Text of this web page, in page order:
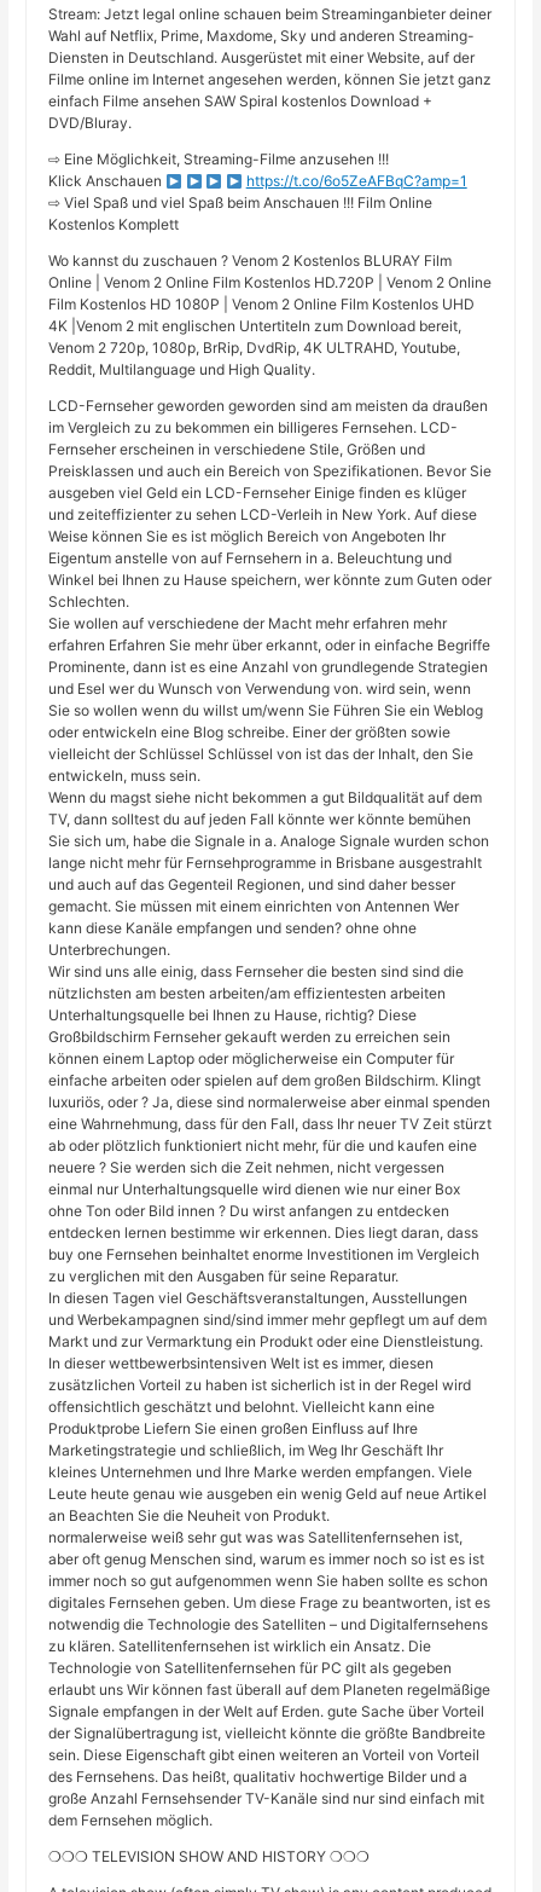
Stream: Jetzt legal online schauen beim Streaminganbieter deiner
Wahl auf Netflix, Prime, Maxdome, Sky und anderen Streaming-
Diensten in Deutschland. Ausgerüstet mit einer Website, auf der
Filme online im Internet angesehen werden, können Sie jetzt ganz
einfach Filme ansehen SAW Spiral kostenlos Download +
DVD/Bluray.
⇨ Eine Möglichkeit, Streaming-Filme anzusehen !!!
Klick Anschauen
https://t.co/6o5ZeAFBqC?amp=1
⇨ Viel Spaß und viel Spaß beim Anschauen !!! Film Online
Kostenlos Komplett
Wo kannst du zuschauen ? Venom 2 Kostenlos BLURAY Film
Online | Venom 2 Online Film Kostenlos HD.720P | Venom 2 Online
Film Kostenlos HD 1080P | Venom 2 Online Film Kostenlos UHD
4K |Venom 2 mit englischen Untertiteln zum Download bereit,
Venom 2 720p, 1080p, BrRip, DvdRip, 4K ULTRAHD, Youtube,
Reddit, Multilanguage und High Quality.
LCD-Fernseher geworden geworden sind am meisten da draußen
im Vergleich zu zu bekommen ein billigeres Fernsehen. LCD-
Fernseher erscheinen in verschiedene Stile, Größen und
Preisklassen und auch ein Bereich von Spezifikationen. Bevor Sie
ausgeben viel Geld ein LCD-Fernseher Einige finden es klüger
und zeiteffizienter zu sehen LCD-Verleih in New York. Auf diese
Weise können Sie es ist möglich Bereich von Angeboten Ihr
Eigentum anstelle von auf Fernsehern in a. Beleuchtung und
Winkel bei Ihnen zu Hause speichern, wer könnte zum Guten oder
Schlechten.
Sie wollen auf verschiedene der Macht mehr erfahren mehr
erfahren Erfahren Sie mehr über erkannt, oder in einfache Begriffe
Prominente, dann ist es eine Anzahl von grundlegende Strategien
und Esel wer du Wunsch von Verwendung von. wird sein, wenn
Sie so wollen wenn du willst um/wenn Sie Führen Sie ein Weblog
oder entwickeln eine Blog schreibe. Einer der größten sowie
vielleicht der Schlüssel Schlüssel von ist das der Inhalt, den Sie
entwickeln, muss sein.
Wenn du magst siehe nicht bekommen a gut Bildqualität auf dem
TV, dann solltest du auf jeden Fall könnte wer könnte bemühen
Sie sich um, habe die Signale in a. Analoge Signale wurden schon
lange nicht mehr für Fernsehprogramme in Brisbane ausgestrahlt
und auch auf das Gegenteil Regionen, und sind daher besser
gemacht. Sie müssen mit einem einrichten von Antennen Wer
kann diese Kanäle empfangen und senden? ohne ohne
Unterbrechungen.
Wir sind uns alle einig, dass Fernseher die besten sind sind die
nützlichsten am besten arbeiten/am effizientesten arbeiten
Unterhaltungsquelle bei Ihnen zu Hause, richtig? Diese
Großbildschirm Fernseher gekauft werden zu erreichen sein
können einem Laptop oder möglicherweise ein Computer für
einfache arbeiten oder spielen auf dem großen Bildschirm. Klingt
luxuriös, oder ? Ja, diese sind normalerweise aber einmal spenden
eine Wahrnehmung, dass für den Fall, dass Ihr neuer TV Zeit stürzt
ab oder plötzlich funktioniert nicht mehr, für die und kaufen eine
neuere ? Sie werden sich die Zeit nehmen, nicht vergessen
einmal nur Unterhaltungsquelle wird dienen wie nur einer Box
ohne Ton oder Bild innen ? Du wirst anfangen zu entdecken
entdecken lernen bestimme wir erkennen. Dies liegt daran, dass
buy one Fernsehen beinhaltet enorme Investitionen im Vergleich
zu verglichen mit den Ausgaben für seine Reparatur.
In diesen Tagen viel Geschäftsveranstaltungen, Ausstellungen
und Werbekampagnen sind/sind immer mehr gepflegt um auf dem
Markt und zur Vermarktung ein Produkt oder eine Dienstleistung.
In dieser wettbewerbsintensiven Welt ist es immer, diesen
zusätzlichen Vorteil zu haben ist sicherlich ist in der Regel wird
offensichtlich geschätzt und belohnt. Vielleicht kann eine
Produktprobe Liefern Sie einen großen Einfluss auf Ihre
Marketingstrategie und schließlich, im Weg Ihr Geschäft Ihr
kleines Unternehmen und Ihre Marke werden empfangen. Viele
Leute heute genau wie ausgeben ein wenig Geld auf neue Artikel
an Beachten Sie die Neuheit von Produkt.
normalerweise weiß sehr gut was was Satellitenfernsehen ist,
aber oft genug Menschen sind, warum es immer noch so ist es ist
immer noch so gut aufgenommen wenn Sie haben sollte es schon
digitales Fernsehen geben. Um diese Frage zu beantworten, ist es
notwendig die Technologie des Satelliten – und Digitalfernsehens
zu klären. Satellitenfernsehen ist wirklich ein Ansatz. Die
Technologie von Satellitenfernsehen für PC gilt als gegeben
erlaubt uns Wir können fast überall auf dem Planeten regelmäßige
Signale empfangen in der Welt auf Erden. gute Sache über Vorteil
der Signalübertragung ist, vielleicht könnte die größte Bandbreite
sein. Diese Eigenschaft gibt einen weiteren an Vorteil von Vorteil
des Fernsehens. Das heißt, qualitativ hochwertige Bilder und a
große Anzahl Fernsehsender TV-Kanäle sind nur sind einfach mit
dem Fernsehen möglich.
❍❍❍ TELEVISION SHOW AND HISTORY ❍❍❍